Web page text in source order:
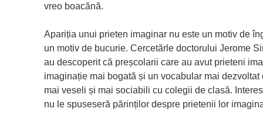
vreo boacănă.
Apariția unui prieten imaginar nu este un motiv de
un motiv de bucurie. Cercetărle doctorului Jerome
au descoperit că preșcolarii care au avut prieteni
imaginație mai bogată și un vocabular mai
mai veseli și mai sociabili cu colegii de clasă.
nu le spuseseră părinților despre prietenii lor